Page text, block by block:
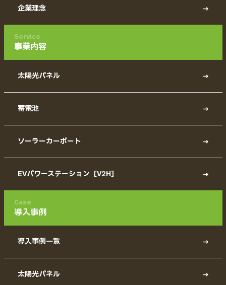
企業理念
Service
事業内容
太陽光パネル
蓄電池
ソーラーカーポート
EVパワーステーション［V2H］
Case
導入事例
導入事例一覧
太陽光パネル